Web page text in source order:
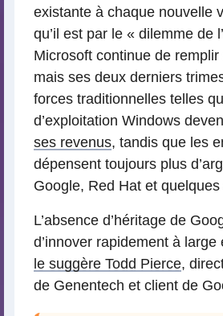
existante à chaque nouvelle
qu’il est par le « dilemme de
Microsoft continue de
mais ses deux derniers
forces traditionnelles telles
d’exploitation Windows
ses revenus, tandis que les
dépensent toujours plus
Google, Red Hat et quelques
L’absence d’héritage de
d’innover rapidement à large
le suggère Todd Pierce,
de Genentech et client de